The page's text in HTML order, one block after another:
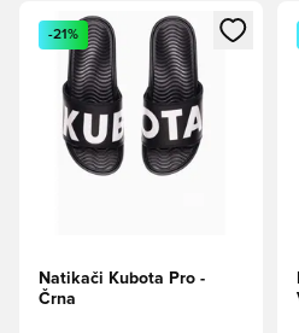
Odpre Modal za prijavo ali vpis
-21%
Natikači Kubota Pro -
Črna